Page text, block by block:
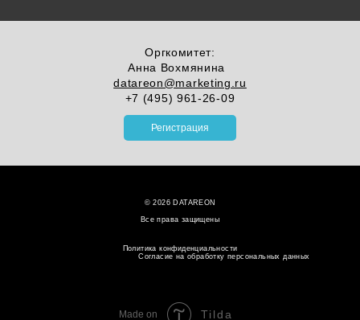
Регистрация
Оргкомитет:
Анна Вохмянина
datareon@marketing.ru
+7 (495) 961-26-09
Все права защищены
© 2026 DATAREON
Политика конфиденциальности
Согласие на обработку персональных данных
Made on Tilda